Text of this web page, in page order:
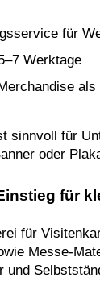
für
Werktage
sinnvoll für
oder
für
für
Messe-
und